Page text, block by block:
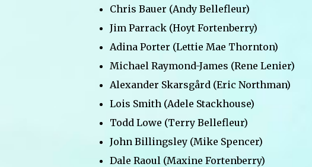
Chris Bauer (Andy Bellefleur)
Jim Parrack (Hoyt Fortenberry)
Adina Porter (Lettie Mae Thornton)
Michael Raymond-James (Rene Lenier)
Alexander Skarsgård (Eric Northman)
Lois Smith (Adele Stackhouse)
Todd Lowe (Terry Bellefleur)
John Billingsley (Mike Spencer)
Dale Raoul (Maxine Fortenberry)